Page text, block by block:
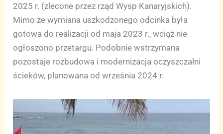
2025 r. (zlecone przez rząd Wysp Kanaryjskich).
Mimo że wymiana uszkodzonego odcinka była
gotowa do realizacji od maja 2023 r., wciąż nie
ogłoszono przetargu. Podobnie wstrzymana
pozostaje rozbudowa i modernizacja oczyszczalni
ścieków, planowana od września 2024 r.